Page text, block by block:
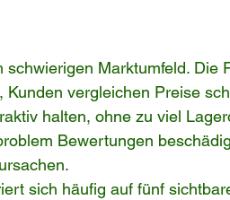
Marktumfeld. Die
vergleichen Preise
halten, ohne zu viel
Bewertungen
sich häufig auf fünf